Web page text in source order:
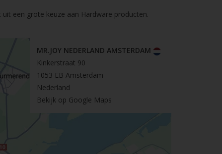
een grote keuze aan Hardware producten.
MR.JOY NEDERLAND AMSTERDAM
Kinkerstraat 90
1053 EB Amsterdam
Nederland
Bekijk op Google Maps